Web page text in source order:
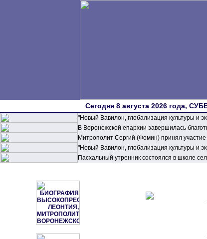
Сегодня 8 августа 2026 года,
"Новый Вавилон, глобализация культуры и
В Воронежской епархии завершилась
Митрополит Сергий (Фомин) принял
"Новый Вавилон, глобализация культуры и
Пасхальный утренник состоялся в школе